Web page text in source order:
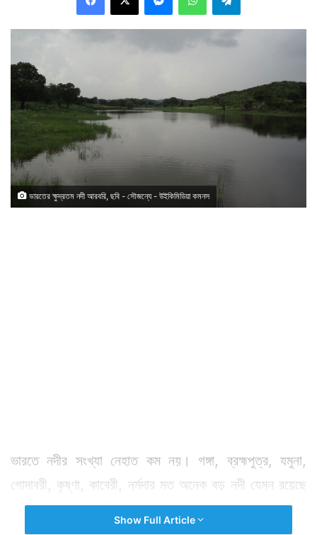
ভারতের ক্ষুদ্রতম নদী আরবরি, ছবি - সৌজন্যে - উইকিমিডিয়া কমনস
ভারতে নদীর সংখ্যা নেহাত কম নয়। গঙ্গা, ব্রহ্মপুত্র, যমুনা,
গোদাবরী, কৃষ্ণা, কাবেরী, নর্মদার মত অনেক বড় নদী যেমন রয়েছে
তেমন অনেক ছোট নদীও বয়ে গেছে ভারতের নানা প্রান্ত দিয়ে।
Show Full Article